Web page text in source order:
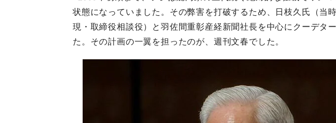
状態になっていました。その弊害を打破するため、日枝久氏（当
現・取締役相談役）と羽佐間重彰産経新聞社長を中心にクーデタ
た。その計画の一翼を担ったのが、週刊文春でした。